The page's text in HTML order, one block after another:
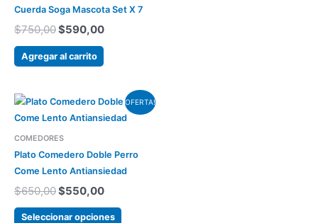
Cuerda Soga Mascota Set X 7
$750,00$590,00
Agregar al carrito
OFERTA!
COMEDORES
Plato Comedero Doble Perro
Come Lento Antiansiedad
$650,00
El
precio
era:
$650,00.
$550,00
El
precio
$550,00.
Seleccionar opciones
Este
producto
variantes.